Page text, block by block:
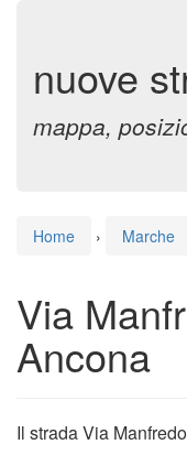
nuove
mappa,
Home › Marche
Via
Ancona
Il strada Via